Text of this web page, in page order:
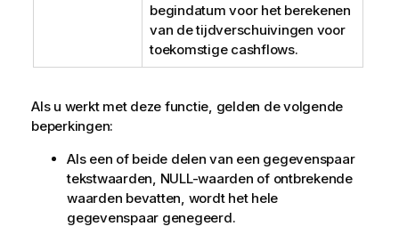
begindatum voor het berekenen
van de tijdverschuivingen voor
toekomstige cashflows.
Als u werkt met deze functie, gelden de volgende
beperkingen:
Als een of beide delen van een gegevenspaar
tekstwaarden, NULL-waarden of ontbrekende
waarden bevatten, wordt het hele
gegevenspaar genegeerd.